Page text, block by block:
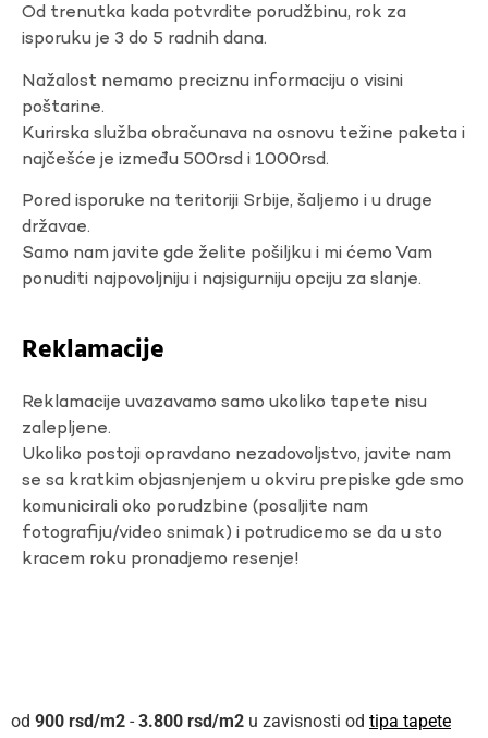
Od trenutka kada potvrdite porudžbinu, rok za
isporuku je 3 do 5 radnih dana.
Nažalost nemamo preciznu informaciju o visini
poštarine.
Kurirska služba obračunava na osnovu težine paketa i
najčešće je između 500rsd i 1000rsd.
Pored isporuke na teritoriji Srbije, šaljemo i u druge
državae.
Samo nam javite gde želite pošiljku i mi ćemo Vam
ponuditi najpovoljniju i najsigurniju opciju za slanje.
Reklamacije
Reklamacije uvazavamo samo ukoliko tapete nisu
zalepljene.
Ukoliko postoji opravdano nezadovoljstvo, javite nam
se sa kratkim objasnjenjem u okviru prepiske gde smo
komunicirali oko porudzbine (posaljite nam
fotografiju/video snimak) i potrudicemo se da u sto
kracem roku pronadjemo resenje!
900 rsd - 3.800 rsd u zavisnosti od tipa tapete